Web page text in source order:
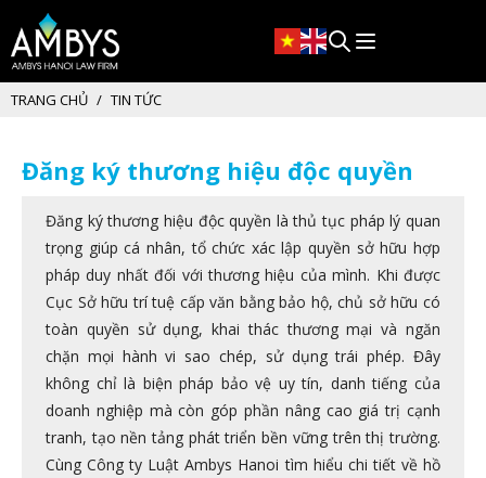
TRANG CHỦ TIN TỨC
Đăng ký thương hiệu độc quyền
Đăng ký thương hiệu độc quyền là thủ tục pháp lý quan
trọng giúp cá nhân, tổ chức xác lập quyền sở hữu hợp
pháp duy nhất đối với thương hiệu của mình. Khi được
Cục Sở hữu trí tuệ cấp văn bằng bảo hộ, chủ sở hữu có
toàn quyền sử dụng, khai thác thương mại và ngăn
chặn mọi hành vi sao chép, sử dụng trái phép. Đây
không chỉ là biện pháp bảo vệ uy tín, danh tiếng của
doanh nghiệp mà còn góp phần nâng cao giá trị cạnh
tranh, tạo nền tảng phát triển bền vững trên thị trường.
Cùng Công ty Luật Ambys Hanoi tìm hiểu chi tiết về hồ